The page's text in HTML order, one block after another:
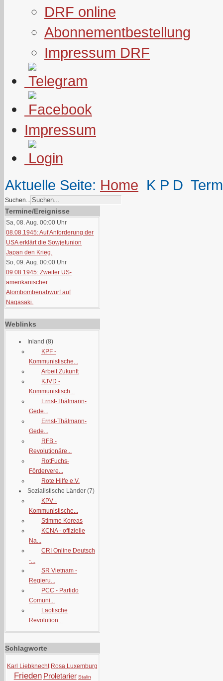
DRF online
Abonnementbestellung
Impressum DRF
Impressum
Aktuelle Seite: Home K P D
Suchen...
Termine/Ereignisse
Sa, 08. Aug. 00:00 Uhr
08.08.1945: Auf Anforderung der
USA erklärt die Sowjetunion
Japan den Krieg.
So, 09. Aug. 00:00 Uhr
09.08.1945: Zweiter US-
amerikanischer
Atombombenabwurf auf
Nagasaki.
Weblinks
Inland (8)
KPF -
Kommunistische...
Arbeit Zukunft
KJVD -
Kommunistisch...
Ernst-Thälmann-
Gede...
Ernst-Thälmann-
Gede...
RFB -
Revolutionäre...
RotFuchs-
Fördervere...
Rote Hilfe e.V.
Sozialistische Länder (7)
KPV -
Kommunistische...
Stimme Koreas
KCNA - offizielle
Na...
CRI Online Deutsch
-...
SR Vietnam -
Regieru...
PCC - Partido
Comuni...
Laotische
Revolution...
Schlagworte
Karl Liebknecht Rosa Luxemburg
Frieden Proletarier Stalin